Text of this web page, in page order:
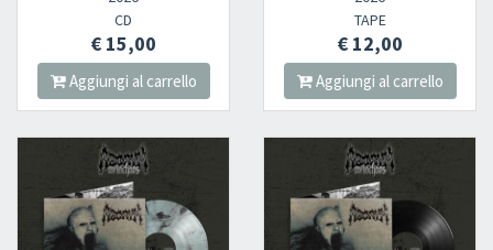
CD
€ 15,00
Aggiungi al carrello
TAPE
€ 12,00
Aggiungi al carrello